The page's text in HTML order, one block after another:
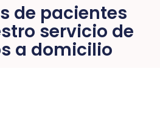
de pacientes
servicio de
a domicilio